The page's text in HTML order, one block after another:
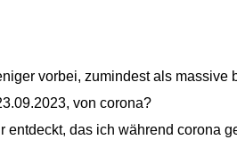
vorbei, zumindest als massive
von corona?
entdeckt, das ich während corona